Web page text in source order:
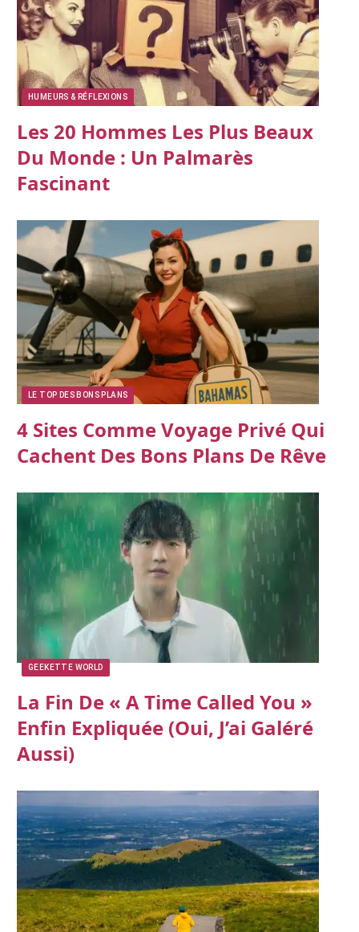
HUMEURS & RÉFLEXIONS
Les 20 Hommes Les Plus Beaux
Du Monde : Un Palmarès
Fascinant
LE TOP DES BONS PLANS
4 Sites Comme Voyage Privé Qui
Cachent Des Bons Plans De Rêve
GEEKETTE WORLD
La Fin De « A Time Called You »
Enfin Expliquée (oui, J’ai Galéré
Aussi)